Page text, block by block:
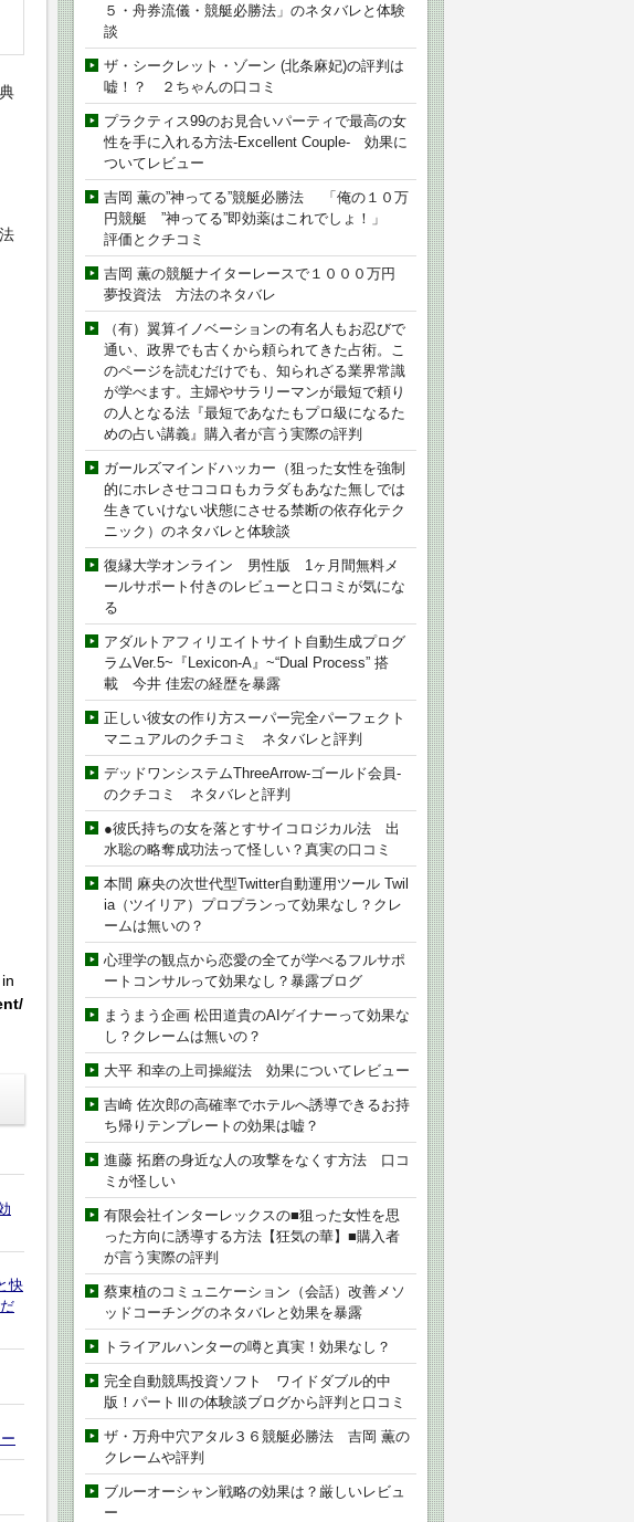
快
５・舟券流儀・競艇必勝法」のネタバレと体験
談
ザ・シークレット・ゾーン (北条麻妃)の評判は
嘘！？ ２ちゃんの口コミ
プラクティス99のお見合いパーティで最高の女
性を手に入れる方法-Excellent Couple- 効果に
ついてレビュー
吉岡 薫の”神ってる”競艇必勝法 「俺の１０万
円競艇 ”神ってる”即効薬はこれでしょ！」
評価とクチコミ
吉岡 薫の競艇ナイターレースで１０００万円
夢投資法 方法のネタバレ
（有）翼算イノベーションの有名人もお忍びで
通い、政界でも古くから頼られてきた占術。こ
のページを読むだけでも、知られざる業界常識
が学べます。主婦やサラリーマンが最短で頼り
の人となる法『最短であなたもプロ級になるた
めの占い講義』購入者が言う実際の評判
ガールズマインドハッカー（狙った女性を強制
的にホレさせココロもカラダもあなた無しでは
生きていけない状態にさせる禁断の依存化テク
ニック）のネタバレと体験談
復縁大学オンライン 男性版 1ヶ月間無料メ
ールサポート付きのレビューと口コミが気にな
る
アダルトアフィリエイトサイト自動生成プログ
ラムVer.5~『Lexicon-A』~“Dual Process” 搭
載 今井 佳宏の経歴を暴露
正しい彼女の作り方スーパー完全パーフェクト
マニュアルのクチコミ ネタバレと評判
デッドワンシステムThreeArrow-ゴールド会員-
のクチコミ ネタバレと評判
●彼氏持ちの女を落とすサイコロジカル法 出
水聡の略奪成功法って怪しい？真実の口コミ
本間 麻央の次世代型Twitter自動運用ツール Twil
ia（ツイリア）プロプランって効果なし？クレ
ームは無いの？
心理学の観点から恋愛の全てが学べるフルサポ
ートコンサルって効果なし？暴露ブログ
まうまう企画 松田道貴のAIゲイナーって効果な
し？クレームは無いの？
大平 和幸の上司操縦法 効果についてレビュー
吉崎 佐次郎の高確率でホテルへ誘導できるお持
ち帰りテンプレートの効果は嘘？
進藤 拓磨の身近な人の攻撃をなくす方法 口コ
ミが怪しい
有限会社インターレックスの■狙った女性を思
った方向に誘導する方法【狂気の華】■購入者
が言う実際の評判
蔡東植のコミュニケーション（会話）改善メソ
ッドコーチングのネタバレと効果を暴露
トライアルハンターの噂と真実！効果なし？
完全自動競馬投資ソフト ワイドダブル的中
版！パートⅢの体験談ブログから評判と口コミ
ザ・万舟中穴アタル３６競艇必勝法 吉岡 薫の
クレームや評判
ブルーオーシャン戦略の効果は？厳しいレビュ
ー